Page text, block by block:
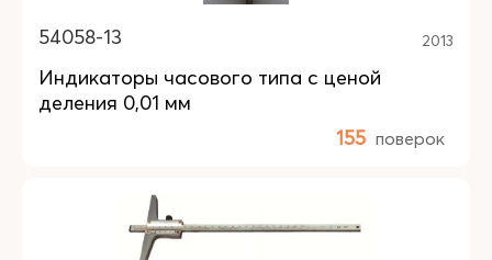
54058-13 2013
Индикаторы часового типа с ценой
деления 0,01 мм
155 поверок